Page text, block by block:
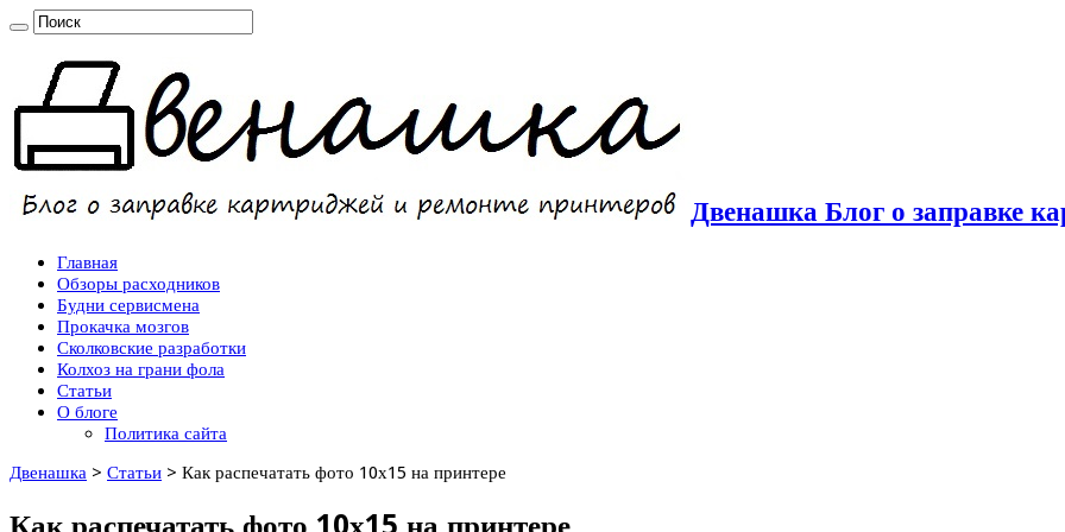
Двенашка Блог о заправке
Главная
Обзоры расходников
Будни сервисмена
Прокачка мозгов
Сколковские разработки
Колхоз на грани фола
Статьи
О блоге
Политика сайта
Двенашка > Статьи > Как распечатать фото 10х15 на принтере